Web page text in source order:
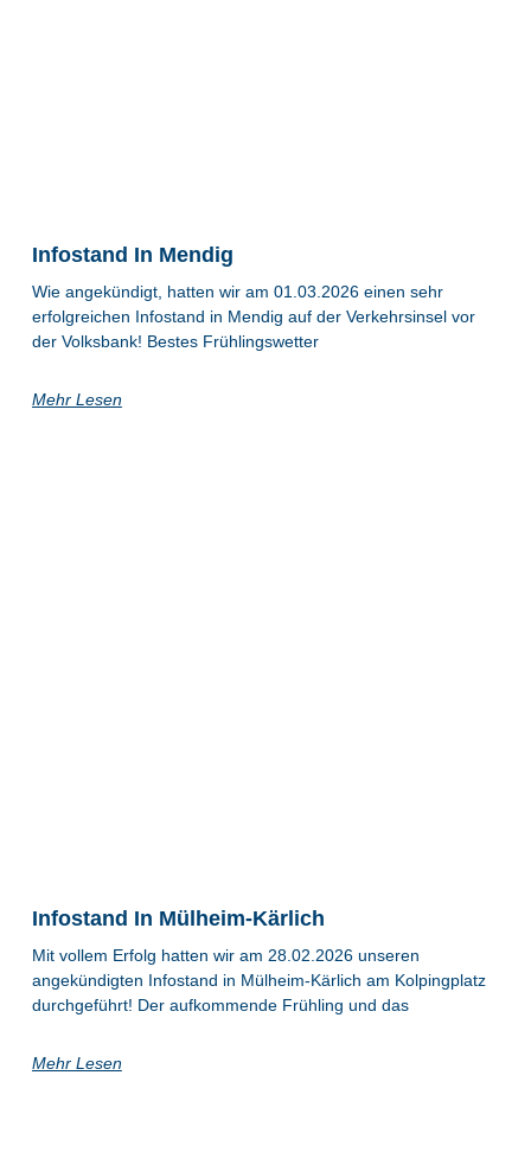
Infostand In Mendig
Wie angekündigt, hatten wir am 01.03.2026 einen sehr
erfolgreichen Infostand in Mendig auf der Verkehrsinsel vor
der Volksbank! Bestes Frühlingswetter
Mehr Lesen
Infostand In Mülheim-Kärlich
Mit vollem Erfolg hatten wir am 28.02.2026 unseren
angekündigten Infostand in Mülheim-Kärlich am Kolpingplatz
durchgeführt! Der aufkommende Frühling und das
Mehr Lesen